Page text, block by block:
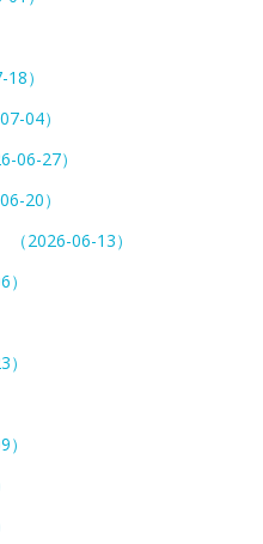
）
04）
06-27）
20）
（2026-06-13）